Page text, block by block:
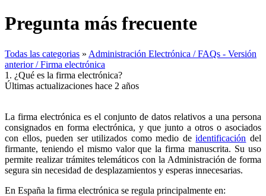
Pregunta más frecuente
Todas las categorias » Administración Electrónica / FAQs - Versión
anterior / Firma electrónica
1. ¿Qué es la firma electrónica?
Últimas actualizaciones hace 2 años
La firma electrónica es el conjunto de datos relativos a una persona
consignados en forma electrónica, y que junto a otros o asociados
con ellos, pueden ser utilizados como medio deidentificación del
firmante, teniendo el mismo valor que la firma manuscrita. Su uso
permite realizar trámites telemáticos con la Administración de forma
segura sin necesidad de desplazamientos y esperas innecesarias.
En España la firma electrónica se regula principalmente en: